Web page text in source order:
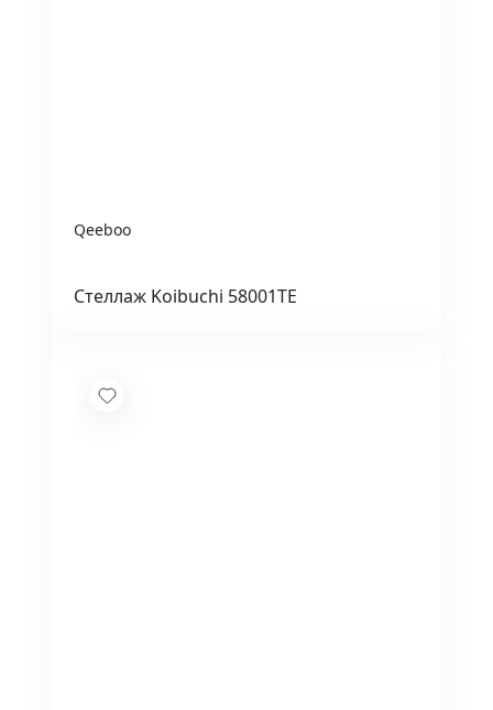
Qeeboo
Стеллаж Koibuchi 58001TE